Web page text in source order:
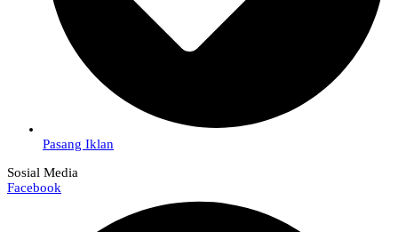
Pasang Iklan
Sosial Media
Facebook